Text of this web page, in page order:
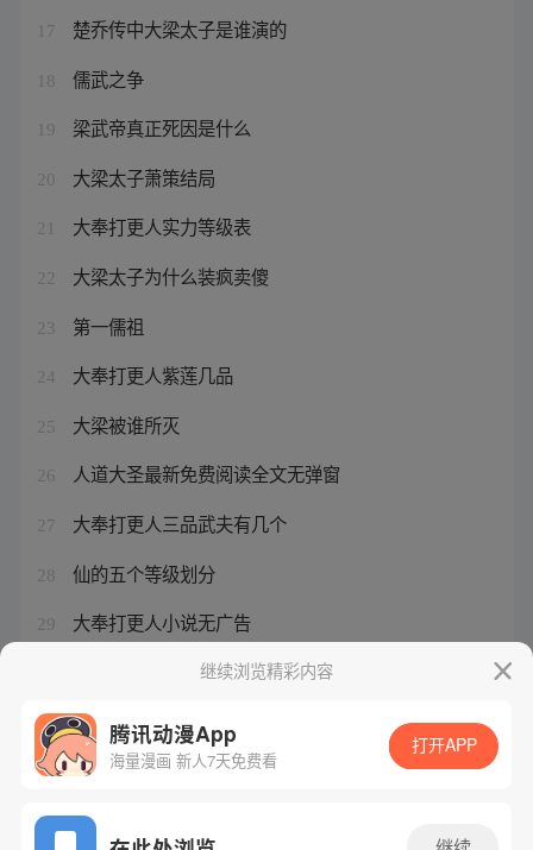
17 楚乔传中大梁太子是谁演的
18 儒武之争
19 梁武帝真正死因是什么
20 大梁太子萧策结局
21 大奉打更人实力等级表
22 大梁太子为什么装疯卖傻
23 第一儒祖
24 大奉打更人紫莲几品
25 大梁被谁所灭
26 人道大圣最新免费阅读全文无弹窗
27 大奉打更人三品武夫有几个
28 仙的五个等级划分
29 大奉打更人小说无广告
大梁太子是谁演的继续浏览精彩内容
腾讯动漫App
海量漫画 新人7天免费看
打开APP
网站备案/许可证号：粤B2-20090059-5